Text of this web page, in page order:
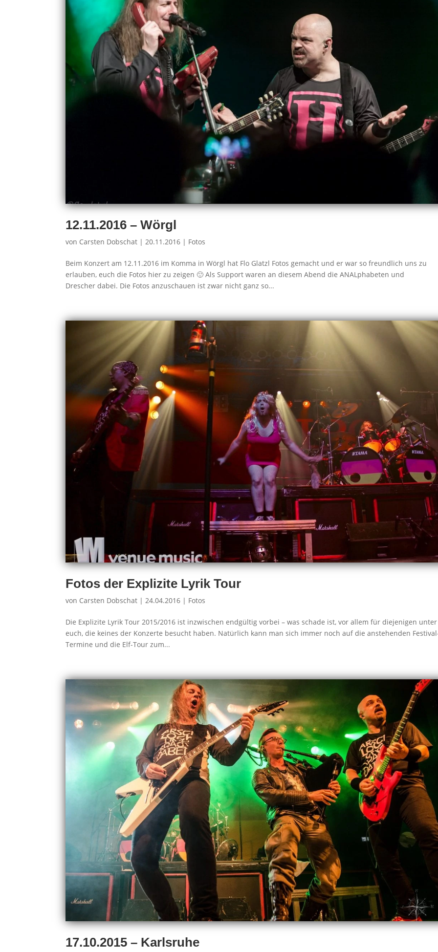
12.11.2016 – Wörgl
von Carsten Dobschat |20.11.2016 | Fotos
Beim Konzert am 12.11.2016 im Komma in Wörgl hat Flo Glatzl Fotos gemacht und er war so freundlich uns zu
erlauben, euch die Fotos hier zu zeigen 🙂 Als Support waren an diesem Abend die ANALphabeten und
Drescher dabei. Die Fotos anzuschauen ist zwar nicht ganz so...
Fotos der Explizite Lyrik Tour
von Carsten Dobschat |24.04.2016 | Fotos
Die Explizite Lyrik Tour 2015/2016 ist inzwischen endgültig vorbei – was schade ist, vor allem für diejenigen unter
euch, die keines der Konzerte besucht haben. Natürlich kann man sich immer noch auf die anstehenden
Termine und die Elf-Tour zum...
17.10.2015 – Karlsruhe